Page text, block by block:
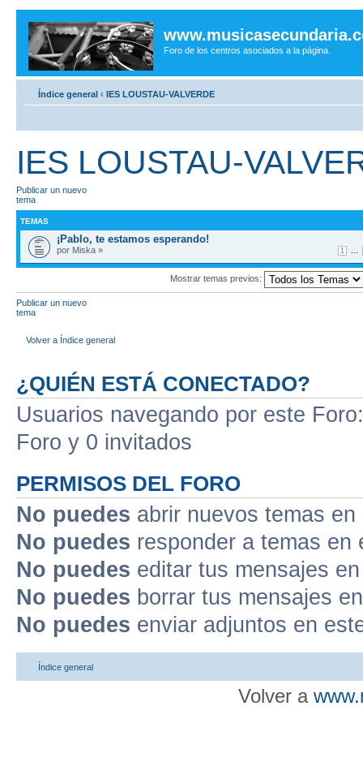
Foro de los centros asociados a la página.
Índice general ‹ IES LOUSTAU-VALVERDE
IES LOUSTAU-
Publicar un nuevo
tema
TEMAS
¡Pablo, te estamos esperando!
1
por Miska »
Mostrar temas previos:
Publicar un nuevo
tema
Volver a Índice general
¿QUIÉN ESTÁ CONECTADO?
Usuarios navegando por este
Foro y 0 invitados
PERMISOS DEL FORO
No puedes abrir nuevos temas
No puedes responder a temas en
No puedes editar tus mensajes
No puedes borrar tus mensajes
No puedes enviar adjuntos en
Índice general
Volver a